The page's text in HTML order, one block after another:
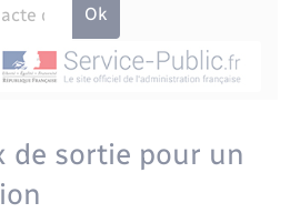
scolaire
de l’école
- Citoyenneté
d’occupation de l’espace
conseils
municipal
conseil municipal
– Décès
DE COMMUNE
de sortie pour un